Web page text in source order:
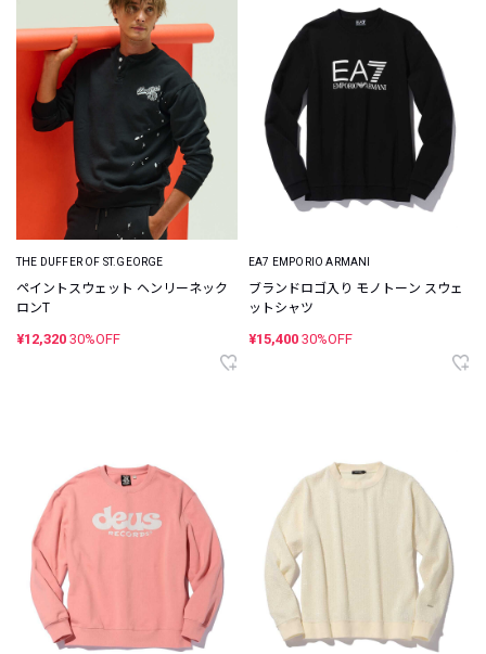
THE DUFFER OF ST.GEORGE
ペイントスウェット ヘンリーネック
ロンT
¥12,320 30%OFF
EA7 EMPORIO ARMANI
ブランドロゴ入り モノトーン スウェ
ットシャツ
¥15,400 30%OFF